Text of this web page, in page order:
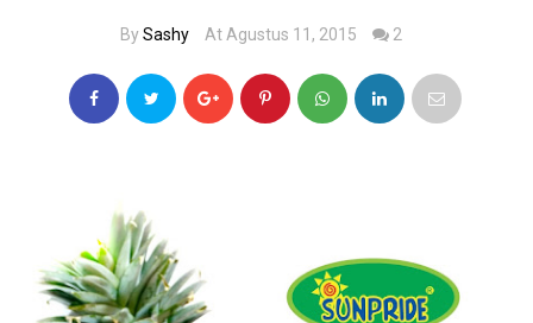
BySashy At Agustus 11, 2015 2